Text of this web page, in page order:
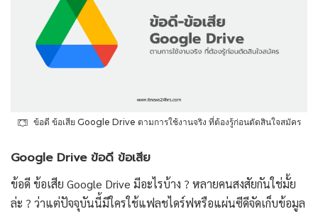
ข้อดี ข้อเสีย Google Drive ตามการใช้งานจริง ที่ต้องรู้ก่อนตัดสินใจสมัคร
Google Drive ข้อดี ข้อเสีย
ข้อดี ข้อเสีย Google Drive มีอะไรบ้าง ? หลายคนสงสัยกันใช่มั้ย
ล่ะ ? ว่าแต่ปัจจุบันนี้มีใครใช้แฟลชไดร์ฟหรือแผ่นซีดีจัดเก็บข้อมูล